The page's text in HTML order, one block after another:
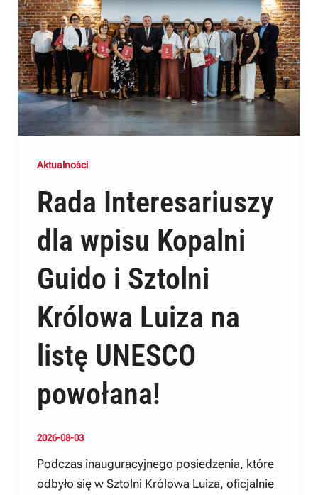
Aktualności
Rada Interesariuszy
dla wpisu Kopalni
Guido i Sztolni
Królowa Luiza na
listę UNESCO
powołana!
2026-08-03
Podczas inauguracyjnego posiedzenia, które
odbyło się w Sztolni Królowa Luiza, oficjalnie